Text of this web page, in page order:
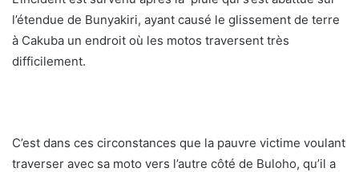
l’étendue de Bunyakiri, ayant causé le glissement de terre
à Cakuba un endroit où les motos traversent très
difficilement.
C’est dans ces circonstances que la pauvre victime voulant
traverser avec sa moto vers l’autre côté de Buloho, qu’il a